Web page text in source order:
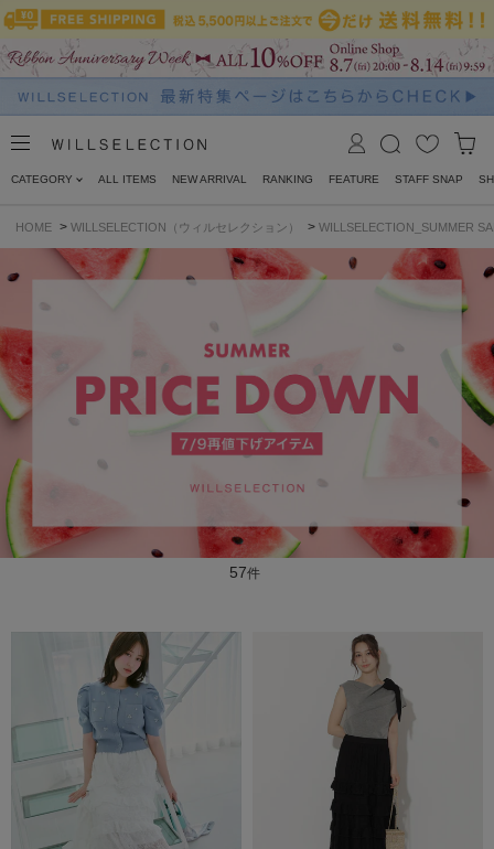
CATEGORY ALL ITEMS NEW ARRIVAL RANKING FEATURE STAFF SNAP
HOME > WILLSELECTION（ウィルセレクション） > WILLSELECTION_SUMMER
57件